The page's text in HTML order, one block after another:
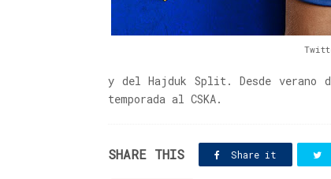
y del Hajduk Split. Desde verano
temporada al CSKA.
SHARE THIS Share it